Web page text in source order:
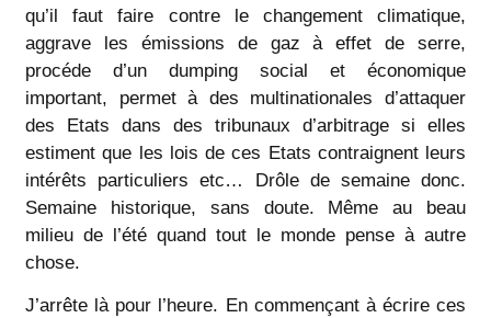
qu’il faut faire contre le changement climatique,
aggrave les émissions de gaz à effet de serre,
procéde d’un dumping social et économique
important, permet à des multinationales d’attaquer
des Etats dans des tribunaux d’arbitrage si elles
estiment que les lois de ces Etats contraignent leurs
intérêts particuliers etc… Drôle de semaine donc.
Semaine historique, sans doute. Même au beau
milieu de l’été quand tout le monde pense à autre
chose.
J’arrête là pour l’heure. En commençant à écrire ces